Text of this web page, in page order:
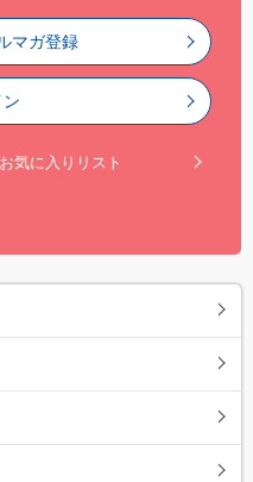
マガ登録
ン
お気に入りリスト